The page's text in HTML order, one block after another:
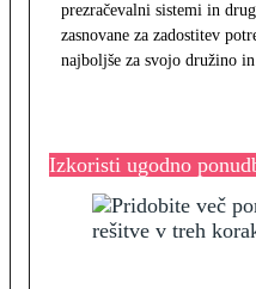
prezračevalni sistemi in
zasnovane za zadostitev
najboljše za svojo družino
Izkoristi ugodno